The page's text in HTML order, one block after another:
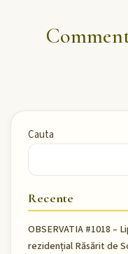
Cauta
Recente
OBSERVATIA #1018 –
rezidențial Răsărit de